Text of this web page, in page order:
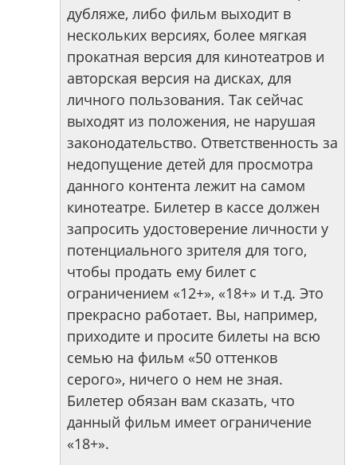
дубляже, либо фильм выходит в
нескольких версиях, более мягкая
прокатная версия для кинотеатров и
авторская версия на дисках, для
личного пользования. Так сейчас
выходят из положения, не нарушая
законодательство. Ответственность за
недопущение детей для просмотра
данного контента лежит на самом
кинотеатре. Билетер в кассе должен
запросить удостоверение личности у
потенциального зрителя для того,
чтобы продать ему билет с
ограничением «12+», «18+» и т.д. Это
прекрасно работает. Вы, например,
приходите и просите билеты на всю
семью на фильм «50 оттенков
серого», ничего о нем не зная.
Билетер обязан вам сказать, что
данный фильм имеет ограничение
«18+».